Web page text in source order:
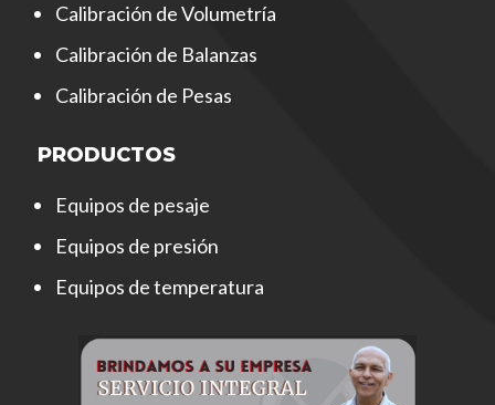
Calibración de Volumetría
Calibración de Balanzas
Calibración de Pesas
PRODUCTOS
Equipos de pesaje
Equipos de presión
Equipos de temperatura